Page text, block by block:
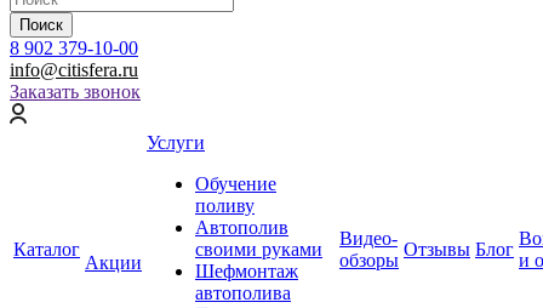
Поиск
8 902 379-10-00
info@citisfera.ru
Заказать звонок
Каталог
Акции
Услуги
Обучение
поливу
Автополив
своими руками
Шефмонтаж
автополива
Видео-
обзоры
Отзывы Блог
и